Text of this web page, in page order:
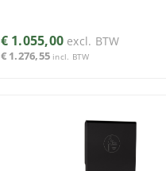
€1.055,00 excl. BTW
€1.276,55 incl. BTW